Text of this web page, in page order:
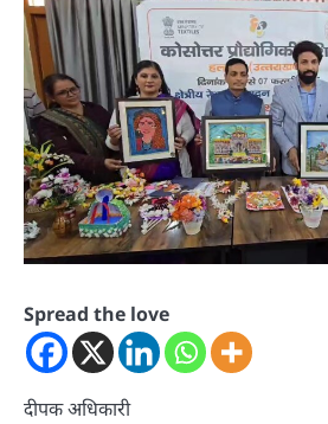
Spread the love
दीपक अधिकारी